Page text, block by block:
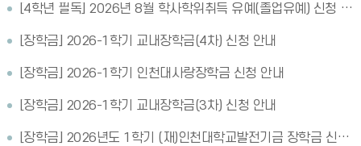
[4학년 필독] 2026년 8월 학사학위취득 유예(졸업유예) 신청 안내
[장학금] 2026-1학기 교내장학금(4차) 신청 안내
[장학금] 2026-1학기 인천대사랑장학금 신청 안내
[장학금] 2026-1학기 교내장학금(3차) 신청 안내
[장학금] 2026년도 1학기 (재)인천대학교발전기금 장학금 신청 안내(기한 연장: 2026. 4. 20. (월) 오후 2시까지)